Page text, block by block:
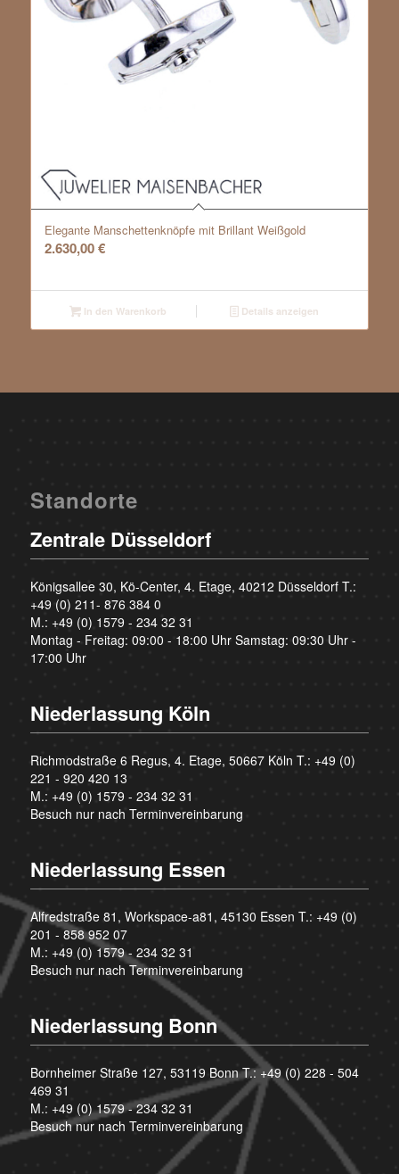
Elegante Manschettenknöpfe mit Brillant Weißgold
2.630,00€
In den Warenkorb Details anzeigen
Standorte
Zentrale Düsseldorf
Königsallee 30, Kö-Center, 4. Etage, 40212 Düsseldorf T.:
+49 (0) 211- 876 384 0
M.: +49 (0) 1579 - 234 32 31
Montag - Freitag: 09:00 - 18:00 Uhr Samstag: 09:30 Uhr -
17:00 Uhr
Niederlassung Köln
Richmodstraße 6 Regus, 4. Etage, 50667 Köln T.: +49 (0)
221 - 920 420 13
M.: +49 (0) 1579 - 234 32 31
Besuch nur nach Terminvereinbarung
Niederlassung Essen
Alfredstraße 81, Workspace-a81, 45130 Essen T.: +49 (0)
201 - 858 952 07
M.: +49 (0) 1579 - 234 32 31
Besuch nur nach Terminvereinbarung
Niederlassung Bonn
Bornheimer Straße 127, 53119 Bonn T.:+49 (0) 228 - 504
469 31
M.: +49 (0) 1579 - 234 32 31
Besuch nur nach Terminvereinbarung